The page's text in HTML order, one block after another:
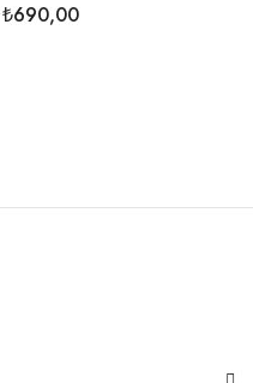
₺690,00